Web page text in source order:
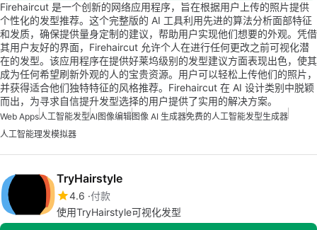
Firehaircut 是一个创新的网络应用程序，旨在根据用户上传的照片提供
个性化的发型推荐。这个完整版的 AI 工具利用先进的算法分析面部特征
和发质，确保提供量身定制的建议，帮助用户实现他们想要的外观。凭借
其用户友好的界面，Firehaircut 允许个人在进行任何更改之前可视化潜
在的发型。该应用程序在提供好莱坞级别的发型建议方面表现出色，使其
成为任何希望刷新外观的人的宝贵资源。用户可以轻松上传他们的照片，
并获得适合他们独特特征的风格推荐。Firehaircut 在 AI 设计类别中脱颖
而出，为寻求自信提升发型选择的用户提供了实用的解决方案。
Web Apps人工智能发型AI图像编辑图像 AI 生成器免费的人工智能发型生成器
人工智能理发模拟器
TryHairstyle
4.6 付款
使用TryHairstyle可视化发型